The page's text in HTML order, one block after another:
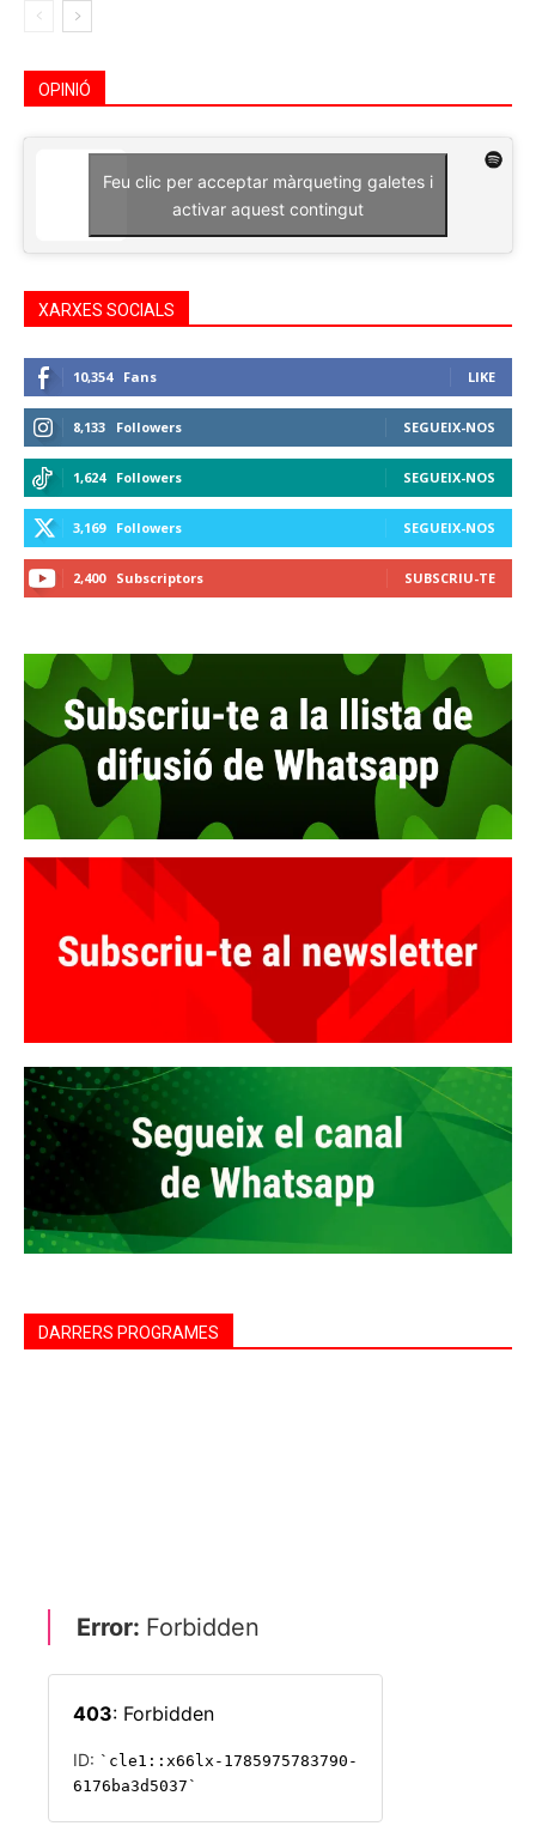
OPINIÓ
Feu clic per acceptar màrqueting galetes i
activar aquest contingut
XARXES SOCIALS
10,354 Fans LIKE
8,133 Followers SEGUEIX-NOS
1,624 Followers SEGUEIX-NOS
3,169 Followers SEGUEIX-NOS
2,400 Subscriptors SUBSCRIU-TE
DARRERS PROGRAMES